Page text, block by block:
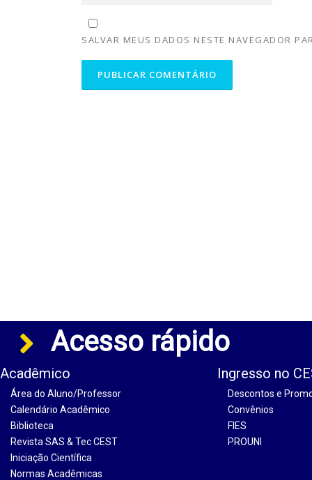
SALVAR MEUS DADOS NESTE NAVEGADOR
Acesso rápido
Acadêmico
Área do Aluno/Professor
Calendário Acadêmico
Biblioteca
Revista SAS & Tec CEST
Iniciação Científica
Normas Acadêmicas
Ingresso no
Descontos e
Convênios
FIES
PROUNI